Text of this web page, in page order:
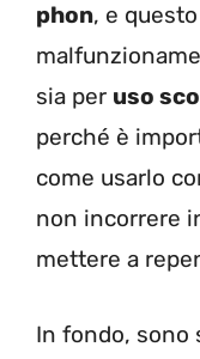
phon, e
sia per uso
perché è
come usarlo
non incorrere
mettere a
In fondo, sono